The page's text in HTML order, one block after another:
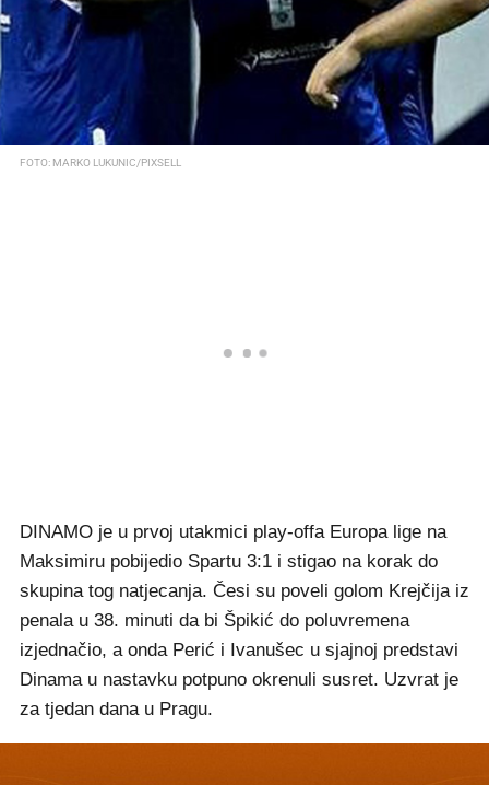
FOTO: MARKO LUKUNIC/PIXSELL
DINAMO je u prvoj utakmici play-offa Europa lige na
Maksimiru pobijedio Spartu 3:1 i stigao na korak do
skupina tog natjecanja. Česi su poveli golom Krejčija iz
penala u 38. minuti da bi Špikić do poluvremena
izjednačio, a onda Perić i Ivanušec u sjajnoj predstavi
Dinama u nastavku potpuno okrenuli susret. Uzvrat je
za tjedan dana u Pragu.